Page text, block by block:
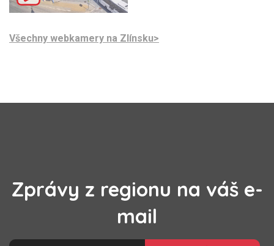
Všechny webkamery na Zlínsku>
Zprávy z regionu na váš e-
mail